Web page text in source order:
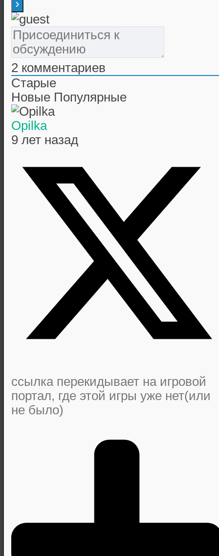
2 комментариев
Старые
Новые Популярные
Opilka
9 лет назад
ссылка перекидывает на игровой
портал, где этой игры уже нет(или
не было)